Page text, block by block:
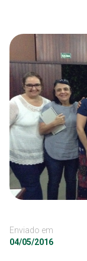
Enviado em
04/05/2016